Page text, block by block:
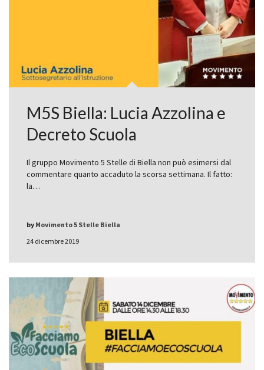
M5S Biella: Lucia Azzolina e
Decreto Scuola
Il gruppo Movimento 5 Stelle di Biella non può esimersi dal
commentare quanto accaduto la scorsa settimana. Il fatto:
la…
24 dicembre 2019
by Movimento 5 Stelle Biella